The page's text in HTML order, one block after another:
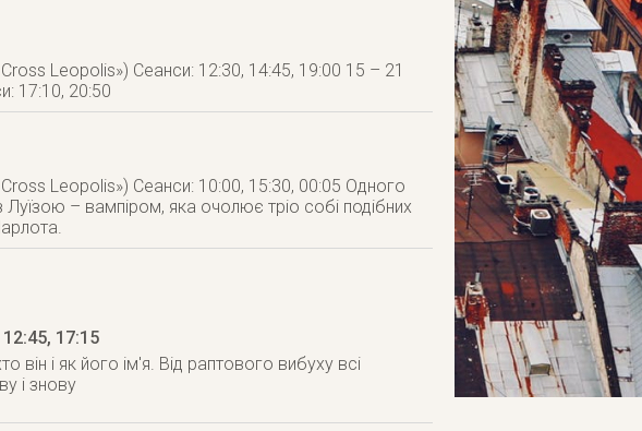
Leopolis») Сеанси: 12:30, 14:45, 19:00 15 – 21
17:10, 20:50
Leopolis») Сеанси: 10:00, 15:30, 00:05 Одного
– вампіром, яка очолює тріо собі подібних
17:15
він і як його ім'я. Від раптового вибуху всі
і знову